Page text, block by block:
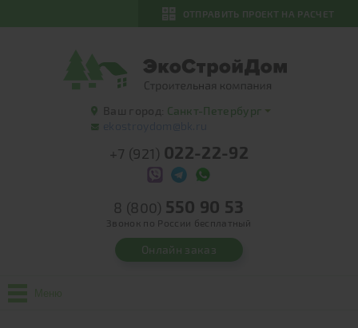
ОТПРАВИТЬ ПРОЕКТ НА РАСЧЕТ
Ваш город: Санкт-Петербург
ekostroydom@bk.ru
+7 (921) 022-22-92
8 (800) 550 90 53
Звонок по России бесплатный
Онлайн заказ